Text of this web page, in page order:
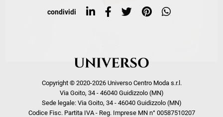
Top ricerche
condividi
Copyright © 2020-2026 Universo Centro Moda s.r.l.
Via Goito, 34 - 46040 Guidizzolo (MN)
Sede legale: Via Goito, 34 - 46040 Guidizzolo (MN)
Codice Fisc. Partita IVA - Reg. Imprese MN n° 00587510207